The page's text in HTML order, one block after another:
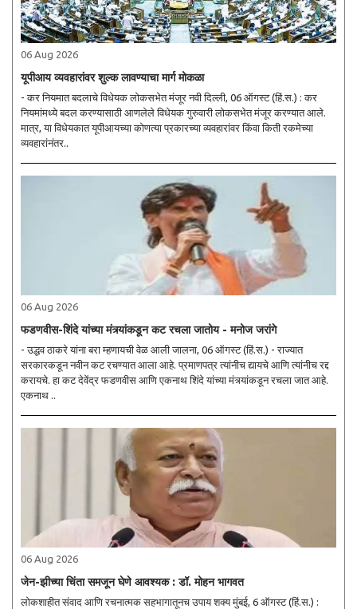
06 Aug 2026
यूपीआय व्यवहारांवर शुल्क लावण्याचा मार्ग मोकळा
- कर नियमात बदलाचे विधेयक लोकसभेत मंजूर नवी दिल्ली, 06 ऑगस्ट (हिं.स.) : कर
नियमांमध्ये बदल करण्यासाठी आणलेले विधेयक गुरुवारी लोकसभेत मंजूर करण्यात आले.
मात्र, या विधेयकात यूपीआयच्या कोणत्या प्रकारच्या व्यवहारांवर किंवा किती रकमेच्या
व्यवहारांनंतर..
06 Aug 2026
फडणवीस-शिंदे यांच्या मंत्र्यांकडून कट रचला जातोय - मनोज जरांगे
- उद्धव ठाकरे यांना बरा म्हणायची वेळ आली जालना, 06 ऑगस्ट (हिं.स.) - राज्यात
सरकारकडून नवीन कट रचण्यात आला आहे. प्रमाणपत्र त्यांनीच द्यायचे आणि त्यांनीच रद्द
करायचे. हा कट देवेंद्र फडणवीस आणि एकनाथ शिंदे यांच्या मंत्र्यांकडून रचला जात आहे.
एकनाथ ..
06 Aug 2026
जेन-झीच्या चिंता समजून घेणे आवश्यक : डॉ. मोहन भागवत
लोकशाहीत संवाद आणि रचनात्मक सहभागातूनच उपाय शक्य मुंबई, 6 ऑगस्ट (हिं.स.) :